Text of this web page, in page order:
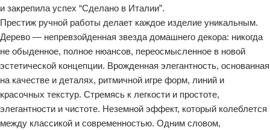
и закрепила успех “Сделано в Италии”.
Престиж ручной работы делает каждое изделие уникальным.
Дерево — непревзойденная звезда домашнего декора: никогда
не обыденное, полное нюансов, переосмысленное в новой
эстетической концепции. Врожденная элегантность, основанная
на качестве и деталях, ритмичной игре форм, линий и
красочных текстур. Стремясь к легкости и простоте,
элегантности и чистоте. Неземной эффект, который колеблется
между классикой и современностью. Одним словом,